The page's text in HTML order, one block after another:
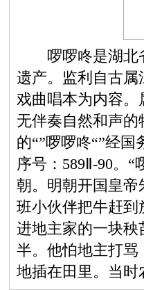
啰啰咚是湖北省
遗产。监利自古
戏曲唱本为内容
无伴奏自然和声的
的“”啰啰咚“”经
序号：589Ⅱ-90。
朝。明朝开国皇
班小伙伴把牛赶到
进地主家的一块
半。他怕地主打
地插在田里。当